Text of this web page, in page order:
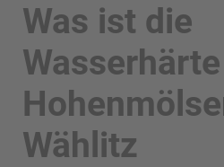
Was ist die
Wählitz